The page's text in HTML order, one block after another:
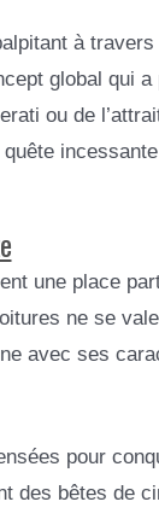
à
global qui
ou de
une place
ne se
avec ses
pour
des bêtes de